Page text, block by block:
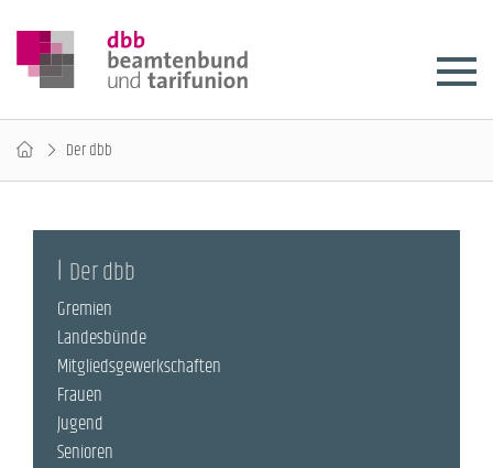
Der dbb
Der dbb
Gremien
Landesbünde
Mitgliedsgewerkschaften
Frauen
Jugend
Senioren